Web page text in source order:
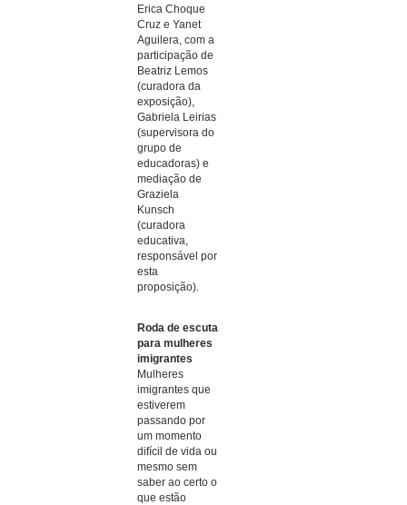
Erica Choque
Cruz e Yanet
Aguilera, com a
participação de
Beatriz Lemos
(curadora da
exposição),
Gabriela Leirias
(supervisora do
grupo de
educadoras) e
mediação de
Graziela
Kunsch
(curadora
educativa,
responsável por
esta
proposição).
Roda de escuta
para mulheres
imigrantes
Mulheres
imigrantes que
estiverem
passando por
um momento
difícil de vida ou
mesmo sem
saber ao certo o
que estão